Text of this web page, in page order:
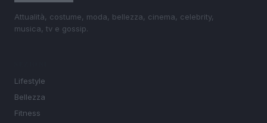
Attualità, costume, moda, bellezza, cinema, celebrity,
musica, tv e gossip.
Lifestyle
Bellezza
Fitness